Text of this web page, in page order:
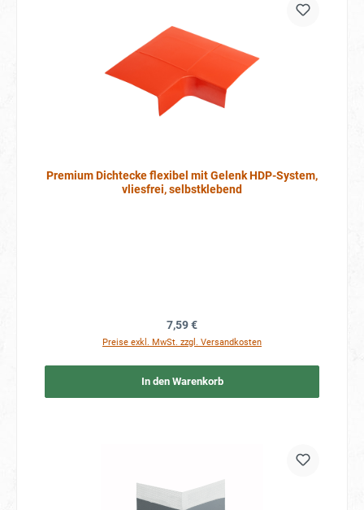
Premium Dichtecke flexibel mit Gelenk HDP-System,
vliesfrei, selbstklebend
Regulärer Preis:
7,59 €
Preise exkl. MwSt. zzgl. Versandkosten
In den Warenkorb